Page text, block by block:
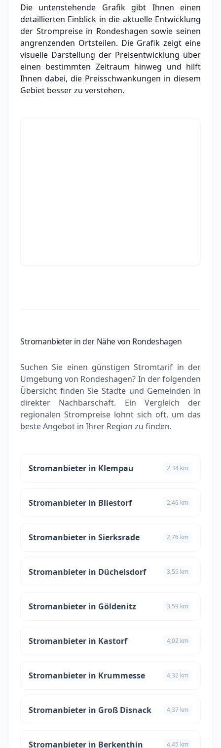
Die untenstehende Grafik gibt Ihnen einen
detaillierten Einblick in die aktuelle Entwicklung
der Strompreise in Rondeshagen sowie seinen
angrenzenden Ortsteilen. Die Grafik zeigt eine
visuelle Darstellung der Preisentwicklung über
einen bestimmten Zeitraum hinweg und hilft
Ihnen dabei, die Preisschwankungen in diesem
Gebiet besser zu verstehen.
Stromanbieter in der Nähe von Rondeshagen
Suchen Sie einen günstigen Stromtarif in der
Umgebung von Rondeshagen? In der folgenden
Übersicht finden Sie Städte und Gemeinden in
direkter Nachbarschaft. Ein Vergleich der
regionalen Strompreise lohnt sich oft, um das
beste Angebot in Ihrer Region zu finden.
Stromanbieter in Klempau 2,34 km
Stromanbieter in Bliestorf 2,46 km
Stromanbieter in Sierksrade 2,76 km
Stromanbieter in Düchelsdorf 3,55 km
Stromanbieter in Göldenitz 3,59 km
Stromanbieter in Kastorf 4,02 km
Stromanbieter in Krummesse 4,32 km
Stromanbieter in Groß Disnack 4,37 km
Stromanbieter in Berkenthin 4,45 km